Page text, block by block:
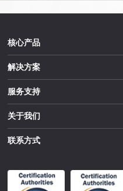
核心产品
解决方案
服务支持
关于我们
联系方式